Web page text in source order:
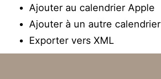
Ajouter au calendrier Apple
Ajouter à un autre calendrier
Exporter vers XML